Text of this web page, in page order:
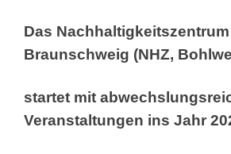
Das Nachhaltigkeitszentrum
Braunschweig (NHZ,
startet mit
Veranstaltungen ins Jahr